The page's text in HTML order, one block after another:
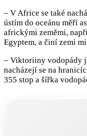
– V Africe se také
ústím do oceánu měří
africkými zeměmi,
Egyptem, a činí zemi
– Viktoriiny vodopády
nacházejí se na
355 stop a šířka